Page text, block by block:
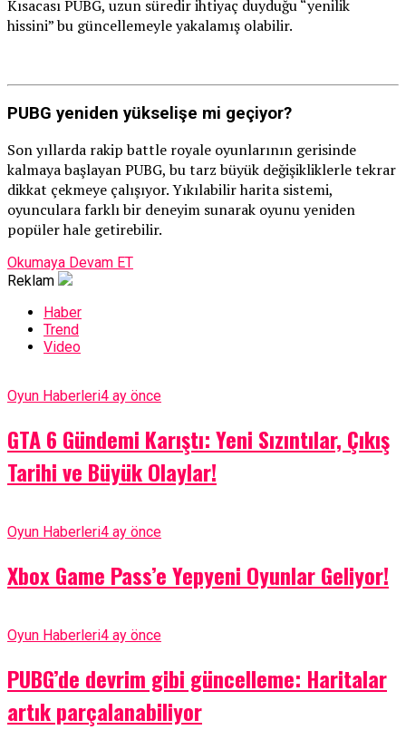
Kısacası PUBG, uzun süredir ihtiyaç duyduğu “yenilik
hissini” bu güncellemeyle yakalamış olabilir.
PUBG yeniden yükselişe mi geçiyor?
Son yıllarda rakip battle royale oyunlarının gerisinde
kalmaya başlayan PUBG, bu tarz büyük değişikliklerle tekrar
dikkat çekmeye çalışıyor. Yıkılabilir harita sistemi,
oyunculara farklı bir deneyim sunarak oyunu yeniden
popüler hale getirebilir.
Okumaya Devam ET
Reklam
Haber
Trend
Video
Oyun Haberleri4 ay önce
GTA 6 Gündemi Karıştı: Yeni Sızıntılar, Çıkış
Tarihi ve Büyük Olaylar!
Oyun Haberleri4 ay önce
Xbox Game Pass’e Yepyeni Oyunlar Geliyor!
Oyun Haberleri4 ay önce
PUBG’de devrim gibi güncelleme: Haritalar
artık parçalanabiliyor